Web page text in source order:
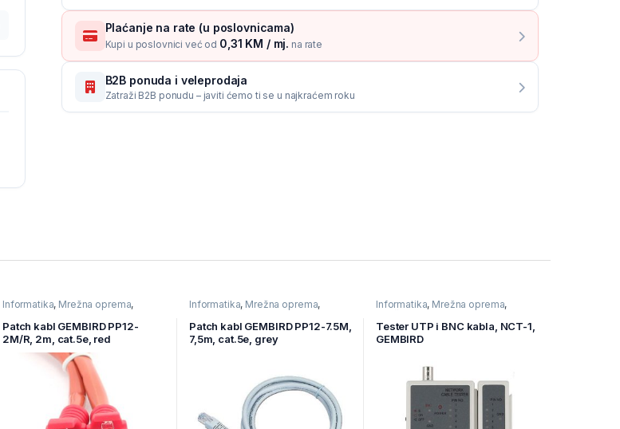
Plaćanje na rate (u poslovnicama)
Kupi u poslovnici već od 0,31 KM / mj. na rate
B2B ponuda i veleprodaja
Zatraži B2B ponudu – javiti ćemo ti se u najkraćem roku
Informatika, Mrežna oprema,
Ostala mrežna oprema
Patch kabl GEMBIRD PP12-
2M/R, 2m, cat.5e, red
Informatika, Mrežna oprema,
Ostala mrežna oprema
Patch kabl GEMBIRD PP12-7.5M,
7,5m, cat.5e, grey
Informatika, Mrežna oprema,
Tester UTP i BNC kabla, NCT-1,
GEMBIRD